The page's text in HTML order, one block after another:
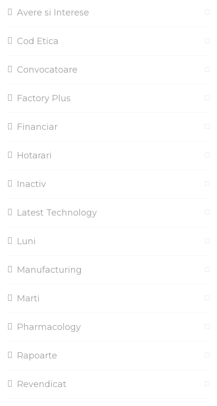
Avere si Interese
Cod Etica
Convocatoare
Factory Plus
Financiar
Hotarari
Inactiv
Latest Technology
Luni
Manufacturing
Marti
Pharmacology
Rapoarte
Revendicat